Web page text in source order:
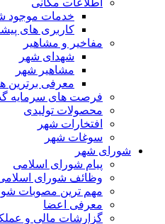
اطلاعات مکانی
خدمات موجود
کاربری های
مفاخیر و مشاهیر
شهدای شهر
مشاهیر شهر
معرفی برترین
فرصت های سرمایه
محصولات تولیدی
افتخارات شهر
سوغات شهر
شورای شهر
پیام شورای اسلامی
وظائف شورای
مهم ترین مصوبات
معرفی اعضا
گزارشات مالی و